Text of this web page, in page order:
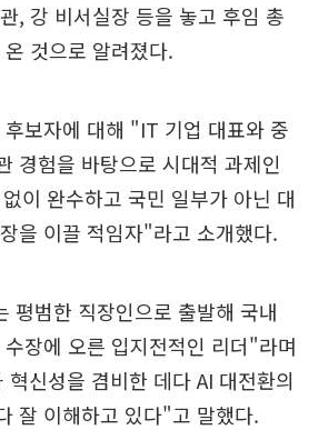
, 강 비서실장 등을 놓고 후임 총
것으로 알려졌다.
보자에 대해 "IT 기업 대표와 중
경험을 바탕으로 시대적 과제인
이 완수하고 국민 일부가 아닌 대
을 이끌 적임자"라고 소개했다.
평범한 직장인으로 출발해 국내
장에 오른 입지전적인 리더"라며
신성을 겸비한 데다 AI 대전환의
잘 이해하고 있다"고 말했다.